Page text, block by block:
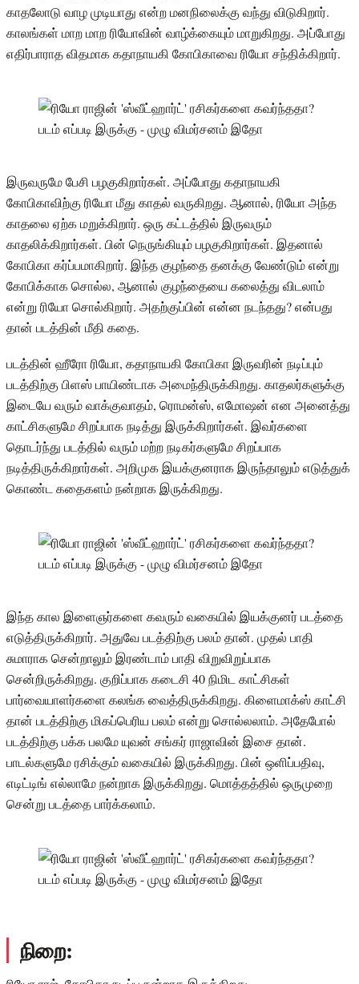
காதலோடு வாழ முடியாது என்ற மனநிலைக்கு வந்து விடுகிறார்.
காலங்கள் மாற மாற ரியோவின் வாழ்க்கையும் மாறுகிறது. அப்போது
எதிர்பாராத விதமாக கதாநாயகி கோபிகாவை ரியோ சந்திக்கிறார்.
இருவருமே பேசி பழகுகிறார்கள். அப்போது கதாநாயகி
கோபிகாவிற்கு ரியோ மீது காதல் வருகிறது. ஆனால், ரியோ அந்த
காதலை ஏற்க மறுக்கிறார். ஒரு கட்டத்தில் இருவரும்
காதலிக்கிறார்கள். பின் நெருங்கியும் பழகுகிறார்கள். இதனால்
கோபிகா கர்ப்பமாகிறார். இந்த குழந்தை தனக்கு வேண்டும் என்று
கோபிக்காக சொல்ல, ஆனால் குழந்தையை கலைத்து விடலாம்
என்று ரியோ சொல்கிறார். அதற்குப்பின் என்ன நடந்தது? என்பது
தான் படத்தின் மீதி கதை.
படத்தின் ஹீரோ ரியோ, கதாநாயகி கோபிகா இருவரின் நடிப்பும்
படத்திற்கு பிளஸ் பாயிண்டாக அமைந்திருக்கிறது. காதலர்களுக்கு
இடையே வரும் வாக்குவாதம், ரொமன்ஸ், எமோஷன் என அனைத்து
காட்சிகளுமே சிறப்பாக நடித்து இருக்கிறார்கள். இவர்களை
தொடர்ந்து படத்தில் வரும் மற்ற நடிகர்களுமே சிறப்பாக
நடித்திருக்கிறார்கள். அறிமுக இயக்குனராக இருந்தாலும் எடுத்துக்
கொண்ட கதைகளம் நன்றாக இருக்கிறது.
இந்த கால இளைஞர்களை கவரும் வகையில் இயக்குனர் படத்தை
எடுத்திருக்கிறார். அதுவே படத்திற்கு பலம் தான். முதல் பாதி
சுமாராக சென்றாலும் இரண்டாம் பாதி விறுவிறுப்பாக
சென்றிருக்கிறது. குறிப்பாக கடைசி 40 நிமிட காட்சிகள்
பார்வையாளர்களை கலங்க வைத்திருக்கிறது. கிளைமாக்ஸ் காட்சி
தான் படத்திற்கு மிகப்பெரிய பலம் என்று சொல்லலாம். அதேபோல்
படத்திற்கு பக்க பலமே யுவன் சங்கர் ராஜாவின் இசை தான்.
பாடல்களுமே ரசிக்கும் வகையில் இருக்கிறது. பின் ஒளிப்பதிவு,
எடிட்டிங் எல்லாமே நன்றாக இருக்கிறது. மொத்தத்தில் ஒருமுறை
சென்று படத்தை பார்க்கலாம்.
நிறை: